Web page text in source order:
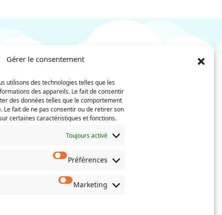
Gérer le consentement
utilisons des technologies telles que les
des appareils. Le fait de consentir
des données telles que le comportement
Le fait de ne pas consentir ou de retirer son
certaines caractéristiques et fonctions.
Toujours activé
Préférences
Marketing
Nom
Confirmez
l’e-
Téléphone
de